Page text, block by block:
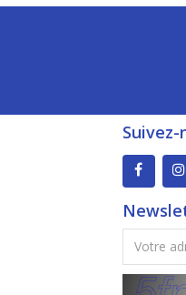
Suivez-